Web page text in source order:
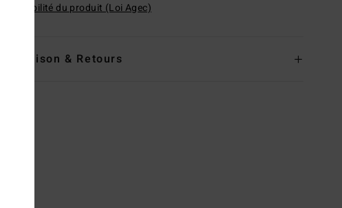
Traçabilité du produit (Loi Agec)
Livraison & Retours